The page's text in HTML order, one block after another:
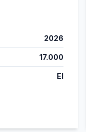
2026
17.000
El